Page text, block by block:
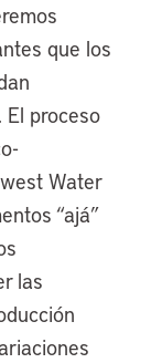
que los
El proceso
Water
“ajá”
las